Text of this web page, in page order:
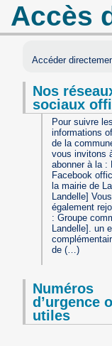
Accès
Accéder
Nos
sociaux
Pour suivre les
informations
de la
vous invitons
abonner à la :
Facebook
la mairie de La
Landelle]
également
: Groupe
Landelle]. un
de (…)
Numéros
d’urgence
utiles